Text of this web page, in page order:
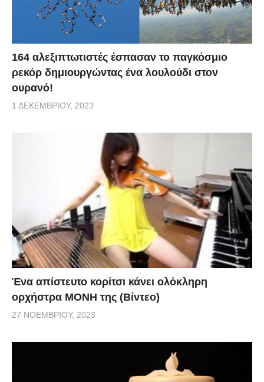
164 αλεξιπτωτιστές έσπασαν το παγκόσμιο
ρεκόρ δημιουργώντας ένα λουλούδι στον
ουρανό!
1 ΔΕΚΕΜΒΡΊΟΥ, 2023
Ένα απίστευτο κορίτσι κάνει ολόκληρη
ορχήστρα ΜΟΝΗ της (Βίντεο)
27 ΝΟΕΜΒΡΊΟΥ, 2023